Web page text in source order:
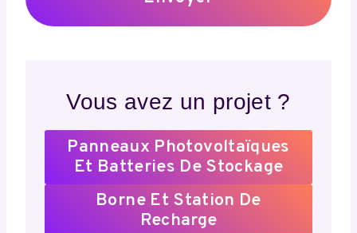
Vous avez un projet ?
Panneaux Photovoltaïques
Et Batteries De Stockage
Borne Et Station De
Recharge